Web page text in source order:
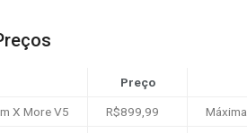
Preço
X More V5 R$899,99